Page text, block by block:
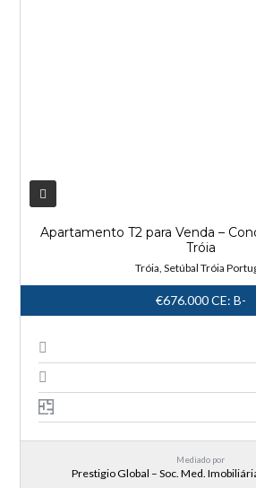
Apartamento T2 para Venda –
Tróia
Tróia, Setúbal Tróia
€676.000CE: B-
Mediado por
Prestigio Global – Soc. Med.